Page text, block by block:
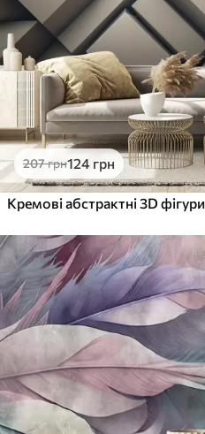
207грн124 грн
Кремові абстрактні 3D фігури